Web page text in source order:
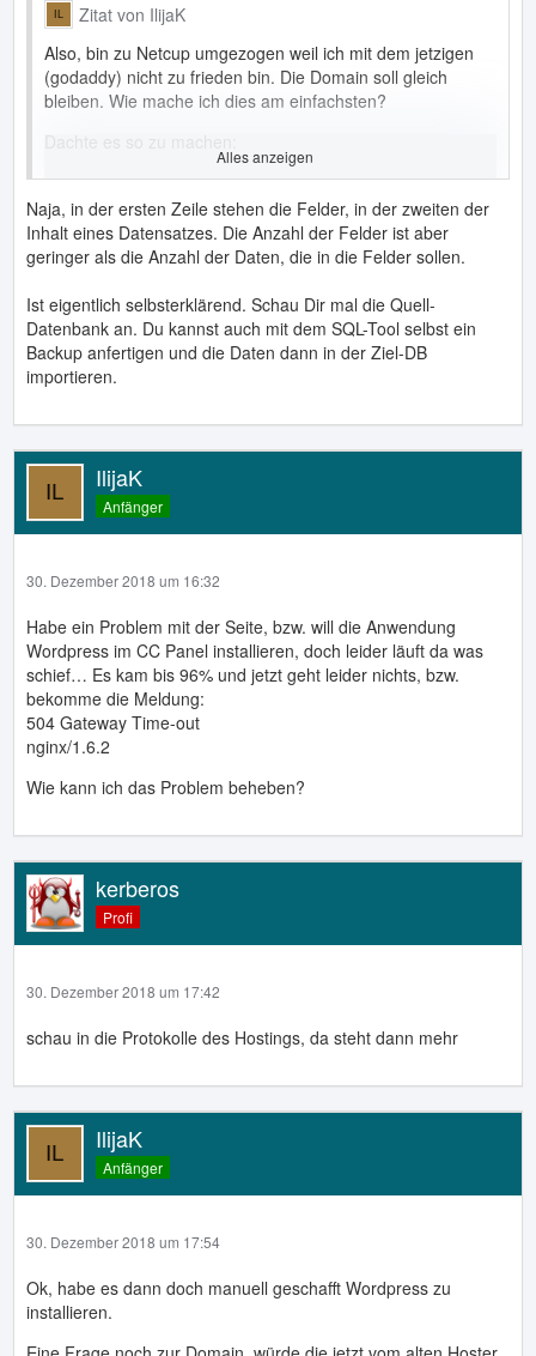
Zitat von IlijaK
Also, bin zu Netcup umgezogen weil ich mit dem jetzigen
(godaddy) nicht zu frieden bin. Die Domain soll gleich
bleiben. Wie mache ich dies am einfachsten?
Dachte es so zu machen:
1.Auf der alten Wordpress-Seite mit dem Plugin "Migrate
DB" die DB erstellen. Dann noch die ganzen Wordpress
Daten per FTP auf meinem PC downloaden.
2.Auf dem neuen Server (netcup) eine DB erstellen, die
Daten auf meinem PC per FTP auf den neuen Server
uploaden und dann auf meine erstellte neue DB per Myphp
importieren.
3. Dann noch in der wp-config.php die DB Daten
auf dem neuen Server uploaden... Ist das so ok?
Und mit meiner Domain die ich ja noch beim alten Hoster
habe (godaddy), muß ich ja noch "rüber transferieren" ?
EDIT:
Wenn ich das so mache dann bekomme ich diesen Fehler
Alles anzeigen
Naja, in der ersten Zeile stehen die Felder, in der zweiten der
Inhalt eines Datensatzes. Die Anzahl der Felder ist aber
geringer als die Anzahl der Daten, die in die Felder sollen.
Ist eigentlich selbsterklärend. Schau Dir mal die Quell-
Datenbank an. Du kannst auch mit dem SQL-Tool selbst ein
Backup anfertigen und die Daten dann in der Ziel-DB
importieren.
IlijaK
Anfänger
30. Dezember 2018 um 16:32
Habe ein Problem mit der Seite, bzw. will die Anwendung
Wordpress im CC Panel installieren, doch leider läuft da was
schief… Es kam bis 96% und jetzt geht leider nichts, bzw.
bekomme die Meldung:
504 Gateway Time-out
nginx/1.6.2
Wie kann ich das Problem beheben?
kerberos
Profi
30. Dezember 2018 um 17:42
schau in die Protokolle des Hostings, da steht dann mehr
IlijaK
Anfänger
30. Dezember 2018 um 17:54
Ok, habe es dann doch manuell geschafft Wordpress zu
installieren.